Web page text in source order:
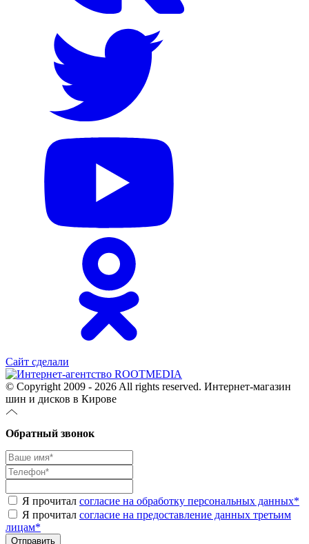
Сайт сделали
© Copyright 2009 - 2026 All rights reserved. Интернет-магазин
шин и дисков в Кирове
Обратный звонок
Я прочитал согласие на обработку персональных данных*
Я прочитал согласие на предоставление данных третьим
лицам*